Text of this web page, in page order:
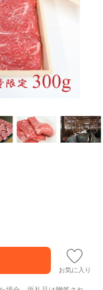
お気に入り